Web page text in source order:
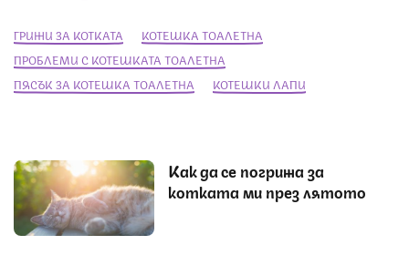
ГРИЖИ ЗА КОТКАТА
КОТЕШКА ТОАЛЕТНА
ПРОБЛЕМИ С КОТЕШКАТА ТОАЛЕТНА
ПЯСЪК ЗА КОТЕШКА ТОАЛЕТНА
КОТЕШКИ ЛАПИ
Как да се погрижа за
котката ми през лятото